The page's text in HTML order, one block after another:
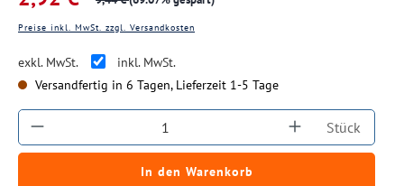
Preise inkl. MwSt. zzgl. Versandkosten
exkl. MwSt.
inkl. MwSt.
Versandfertig in 6 Tagen, Lieferzeit 1-5 Tage
Produkt Anzahl: Gib den gewünschten
Stück
In den Warenkorb